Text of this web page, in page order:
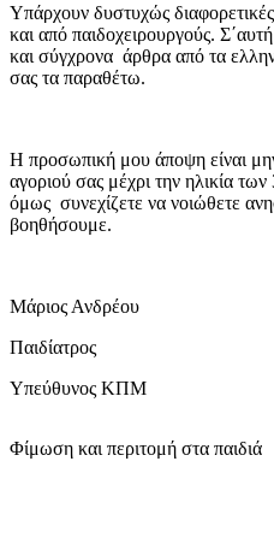
Υπάρχουν δυστυχώς
και από παιδοχειρουργούς.
και σύγχρονα άρθρα από τα
σας τα παραθέτω.
Η προσωπική μου άποψη είναι
αγοριού σας μέχρι την ηλικία
όμως συνεχίζετε να νοιώθετε
βοηθήσουμε.
Μάριος Ανδρέου
Παιδίατρος
Υπεύθυνος ΚΠΜ
Φίμωση και περιτομή στα παιδιά